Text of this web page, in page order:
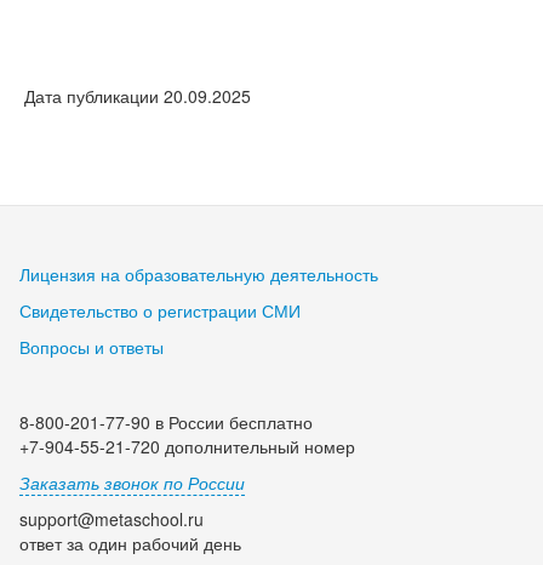
Дата публикации 20.09.2025
Лицензия на образовательную деятельность
Свидетельство о регистрации СМИ
Вопросы и ответы
8-800-201-77-90 в России бесплатно
+7-904-55-21-720 дополнительный номер
Заказать звонок по России
support@metaschool.ru
ответ за один рабочий день